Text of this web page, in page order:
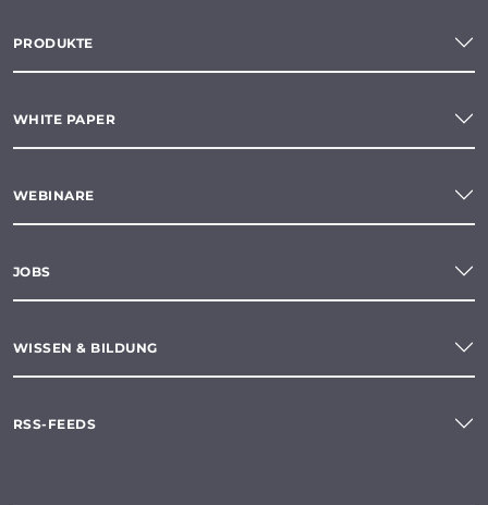
PRODUKTE
WHITE PAPER
WEBINARE
JOBS
WISSEN & BILDUNG
RSS-FEEDS